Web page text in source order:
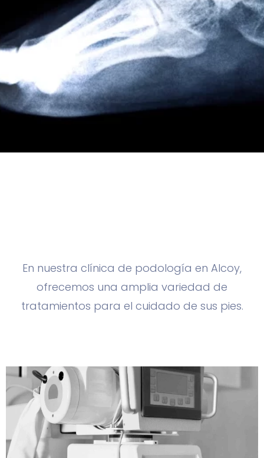
En nuestra clínica de podología en Alcoy,
ofrecemos una amplia variedad de
tratamientos para el cuidado de sus pies.